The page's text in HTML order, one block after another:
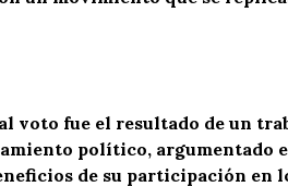
voto fue el resultado de un
político, argumentado
de su participación en